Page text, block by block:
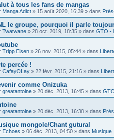
à tous les fans de mangas
Manga Adict » 15 août 2020, 16:39 » dans
le groupe, pourquoi il parle
Twatwane » 28 oct. 2019, 18:35 » dans GTO -
Tripp Eisen » 26 nov. 2015, 05:44 » dans
percée !
CafayOLay » 22 févr. 2015, 21:16 » dans
comme Onizuka
greatantoine » 20 déc. 2013, 16:45 » dans
greatantoine » 20 déc. 2013, 16:38 » dans
mongole/Chant gutural
Echoes » 06 déc. 2013, 04:50 » dans Musique